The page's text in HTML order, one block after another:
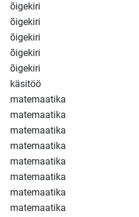
õigekiri
õigekiri
õigekiri
õigekiri
õigekiri
käsitöö
matemaatika
matemaatika
matemaatika
matemaatika
matemaatika
matemaatika
matemaatika
matemaatika